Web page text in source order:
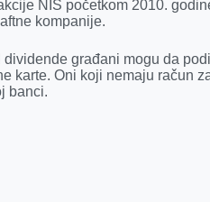
NIS početkom 2010.
kompanije.
dividende građani mogu da
karte. Oni koji nemaju račun
banci.